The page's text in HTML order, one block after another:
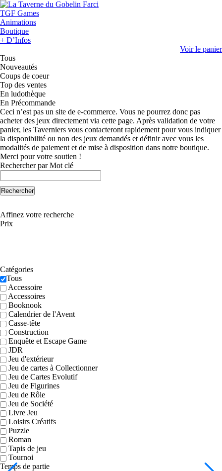
TGF Games
Animations
Boutique
+ D’Infos
Voir le panier
Tous
Nouveautés
Coups de coeur
Top des ventes
En ludothèque
En Précommande
Ceci n’est pas un site de e-commerce. Vous ne pourrez donc pas
acheter des jeux directement via cette page. Après validation de votre
panier, les Taverniers vous contacteront rapidement pour vous indiquer
la disponibilité ou non des jeux demandés et définir avec vous les
modalités de paiement et de mise à disposition dans notre boutique.
Merci pour votre soutien !
Rechercher par Mot clé
Rechercher
Affinez votre recherche
Prix
Catégories
Tous
Accessoire
Accessoires
Booknook
Calendrier de l'Avent
Casse-tête
Construction
Enquête et Escape Game
JDR
Jeu d'extérieur
Jeu de cartes à Collectionner
Jeu de Cartes Evolutif
Jeu de Figurines
Jeu de Rôle
Jeu de Société
Livre Jeu
Loisirs Créatifs
Puzzle
Roman
Tapis de jeu
Tournoi
Temps de partie